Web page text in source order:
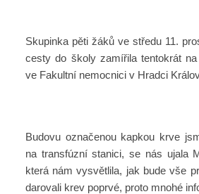
Skupinka pěti žáků ve středu 11.
cesty do školy zamířila tentokrát
ve Fakultní nemocnici v Hradci
Budovu označenou kapkou krve
na transfúzní stanici, se nás ujala
která nám vysvětlila, jak bude vše
darovali krev poprvé, proto mnohé